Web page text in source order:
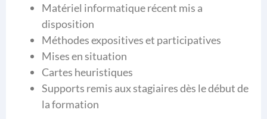
Matériel informatique récent mis a
disposition
Méthodes expositives et participatives
Mises en situation
Cartes heuristiques
Supports remis aux stagiaires dès le début de
la formation